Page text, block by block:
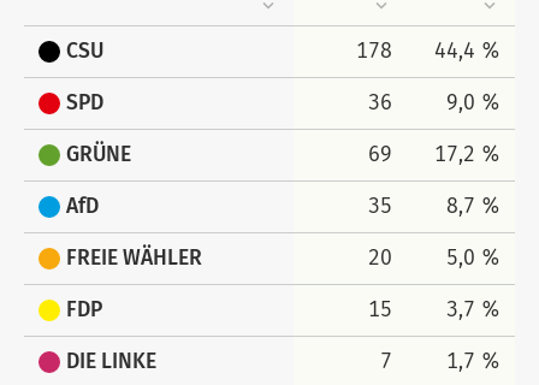
CSU 178 44,4 %
SPD 36 9,0 %
GRÜNE 69 17,2 %
AfD 35 8,7 %
FREIE WÄHLER 20 5,0 %
FDP 15 3,7 %
DIE LINKE 7 1,7 %